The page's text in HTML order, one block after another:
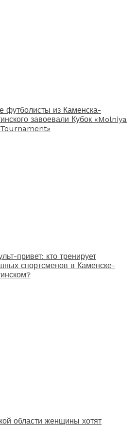
футболисты из Каменска-
завоевали Кубок «Molniya
привет: кто тренирует
спортсменов в Каменске-
области женщины хотят